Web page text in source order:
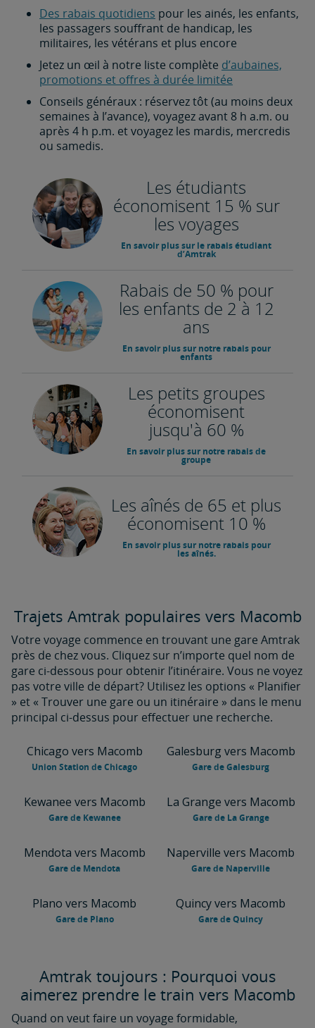
Des rabais quotidiens pour les ainés, les enfants,
les passagers souffrant de handicap, les
militaires, les vétérans et plus encore
Jetez un œil à notre liste complète d’aubaines,
promotions et offres à durée limitée
Conseils généraux : réservez tôt (au moins deux
semaines à l’avance), voyagez avant 8 h a.m. ou
après 4 h p.m. et voyagez les mardis, mercredis
ou samedis.
Les étudiants
économisent 15 % sur
les voyages
En savoir plus sur le rabais étudiant
d’Amtrak
Rabais de 50 % pour
les enfants de 2 à 12
ans
En savoir plus sur notre rabais pour
enfants
Les petits groupes
économisent
jusqu'à 60 %
En savoir plus sur notre rabais de
groupe
Les aînés de 65 et plus
économisent 10 %
En savoir plus sur notre rabais pour
les aînés.
Trajets Amtrak populaires vers Macomb
Votre voyage commence en trouvant une gare Amtrak
près de chez vous. Cliquez sur n’importe quel nom de
gare ci-dessous pour obtenir l’itinéraire. Vous ne voyez
pas votre ville de départ? Utilisez les options « Planifier
» et « Trouver une gare ou un itinéraire » dans le menu
principal ci-dessus pour effectuer une recherche.
Chicago vers Macomb
Union Station de Chicago
Galesburg vers Macomb
Gare de Galesburg
Kewanee vers Macomb
Gare de Kewanee
La Grange vers Macomb
Gare de La Grange
Mendota vers Macomb
Gare de Mendota
Naperville vers Macomb
Gare de Naperville
Plano vers Macomb
Gare de Plano
Quincy vers Macomb
Gare de Quincy
Amtrak toujours : Pourquoi vous
aimerez prendre le train vers Macomb
Quand on veut faire un voyage formidable,